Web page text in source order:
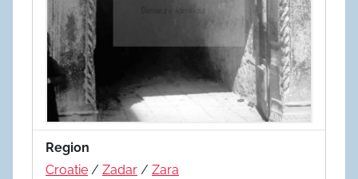
Region
Croatie / Zadar / Zara